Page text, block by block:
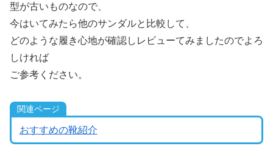
型が古いものなので、
今はいてみたら他のサンダルと比較して、
どのような履き心地が確認しレビューてみましたのでよろ
しければ
ご参考ください。
関連ページ
おすすめの靴紹介